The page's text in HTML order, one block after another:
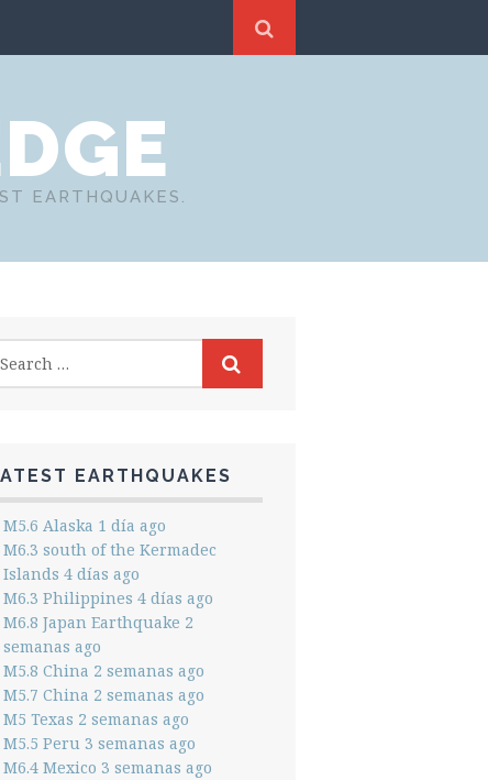
EARTHQUAKES.
EARTHQUAKES
M5.6 Alaska 1 día ago
M6.3 south of the Kermadec
Islands 4 días ago
M6.3 Philippines 4 días ago
M6.8 Japan Earthquake 2
semanas ago
M5.8 China 2 semanas ago
M5.7 China 2 semanas ago
M5 Texas 2 semanas ago
M5.5 Peru 3 semanas ago
M6.4 Mexico 3 semanas ago